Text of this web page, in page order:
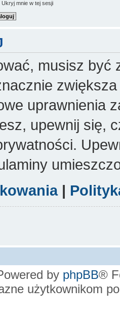
Ukryj mnie w tej sesji
musisz być
uprawnienia
upewnij się,
|
by phpBB®
użytkownikom